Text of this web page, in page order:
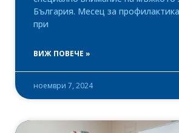
България. Месец за
при
ВИЖ ПОВЕЧЕ »
ноември 7, 2024